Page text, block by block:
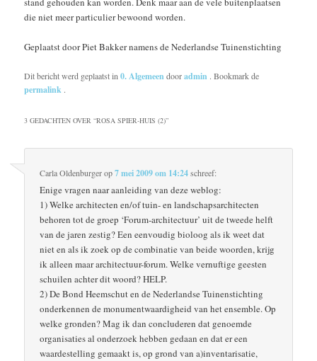
die niet meer particulier bewoond worden.
Geplaatst door Piet Bakker namens de Nederlandse Tuinenstichting
Dit bericht werd geplaatst in0. Algemeen dooradmin . Bookmark de
permalink .
3 GEDACHTEN OVER “ROSA SPIER-HUIS (2)”
Carla Oldenburgerop7 mei 2009 om 14:24schreef:
Enige vragen naar aanleiding van deze weblog:
1) Welke architecten en/of tuin- en landschapsarchitecten
behoren tot de groep ‘Forum-architectuur’ uit de tweede helft
van de jaren zestig? Een eenvoudig bioloog als ik weet dat
niet en als ik zoek op de combinatie van beide woorden, krijg
ik alleen maar architectuur-forum. Welke vernuftige geesten
schuilen achter dit woord? HELP.
2) De Bond Heemschut en de Nederlandse Tuinenstichting
onderkennen de monumentwaardigheid van het ensemble. Op
welke gronden? Mag ik dan concluderen dat genoemde
organisaties al onderzoek hebben gedaan en dat er een
waardestelling gemaakt is, op grond van a)inventarisatie,